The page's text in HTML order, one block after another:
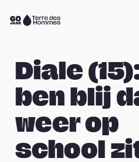
Sla navigatie over
Naar
homepage
Diale
ben blij
weer op
school